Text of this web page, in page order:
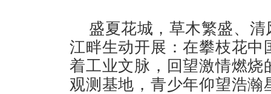
盛夏花城，草木繁盛、
江畔生动开展：在攀枝花
着工业文脉，回望激情燃
观测基地，青少年仰望浩